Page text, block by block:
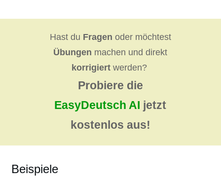
Hast du Fragen oder möchtest
Übungen machen und direkt
korrigiert werden?
Probiere die
EasyDeutsch AI jetzt
kostenlos aus!
Beispiele